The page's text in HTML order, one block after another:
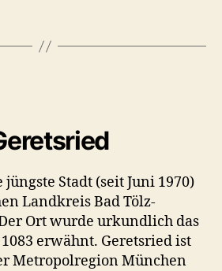
jüngste Stadt (seit Juni 1970)
Landkreis Bad Tölz-
Ort wurde urkundlich das
erwähnt. Geretsried ist
Metropolregion München